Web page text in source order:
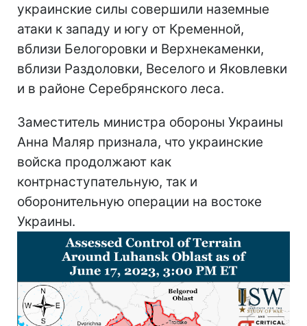
украинские силы совершили наземные
атаки к западу и югу от Кременной,
вблизи Белогоровки и Верхнекаменки,
вблизи Раздоловки, Веселого и Яковлевки
и в районе Серебрянского леса.
Заместитель министра обороны Украины
Анна Маляр признала, что украинские
войска продолжают как
контрнаступательную, так и
оборонительную операции на востоке
Украины.